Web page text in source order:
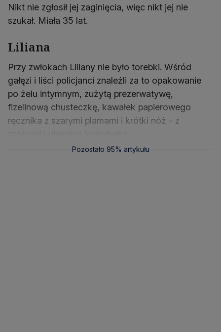
Nikt nie zgłosił jej zaginięcia, więc nikt jej nie
szukał. Miała 35 lat.
Liliana
Przy zwłokach Liliany nie było torebki. Wśród
gałęzi i liści policjanci znaleźli za to opakowanie
po żelu intymnym, zużytą prezerwatywę,
fizelinową chusteczkę, kawałek papierowego
ręcznika z szarymi plamami i krótki nóż - z
Pozostało 95% artykułu